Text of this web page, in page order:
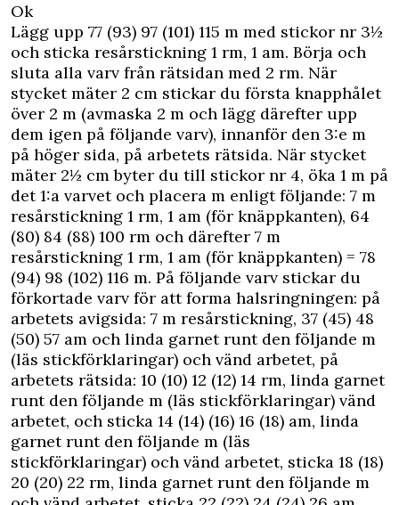
Ok
Lägg upp 77 (93) 97 (101) 115 m med stickor nr 3½
och sticka resårstickning 1 rm, 1 am. Börja och
sluta alla varv från rätsidan med 2 rm. När
stycket mäter 2 cm stickar du första knapphålet
över 2 m (avmaska 2 m och lägg därefter upp
dem igen på följande varv), innanför den 3:e m
på höger sida, på arbetets rätsida. När stycket
mäter 2½ cm byter du till stickor nr 4, öka 1 m på
det 1:a varvet och placera m enligt följande: 7 m
resårstickning 1 rm, 1 am (för knäppkanten), 64
(80) 84 (88) 100 rm och därefter 7 m
resårstickning 1 rm, 1 am (för knäppkanten) = 78
(94) 98 (102) 116 m. På följande varv stickar du
förkortade varv för att forma halsringningen: på
arbetets avigsida: 7 m resårstickning, 37 (45) 48
(50) 57 am och linda garnet runt den följande m
(läs stickförklaringar) och vänd arbetet, på
arbetets rätsida: 10 (10) 12 (12) 14 rm, linda garnet
runt den följande m (läs stickförklaringar) vänd
arbetet, och sticka 14 (14) (16) 16 (18) am, linda
garnet runt den följande m (läs
stickförklaringar) och vänd arbetet, sticka 18 (18)
20 (20) 22 rm, linda garnet runt den följande m